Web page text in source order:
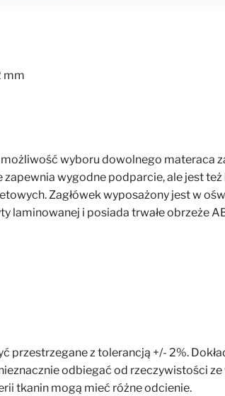
mm
wyboru dowolnego materaca
wygodne podparcie, ale jest
Zagłówek wyposażony jest w
laminowanej i posiada trwałe obrzeże
z tolerancją +/- 2%.
odbiegać od rzeczywistości
tkanin mogą mieć różne odcienie.